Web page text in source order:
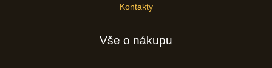
Kontakty
Vše o nákupu